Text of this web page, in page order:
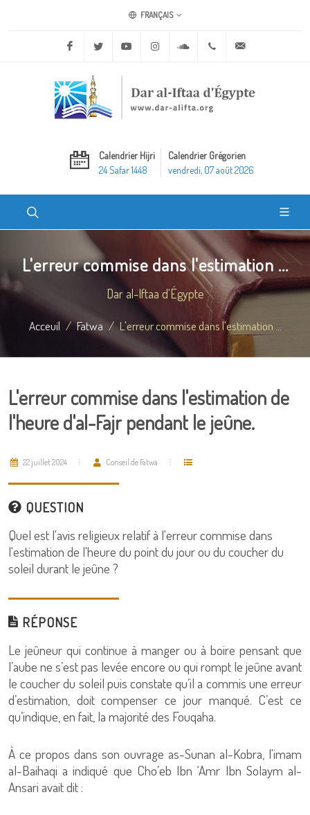
FRANÇAIS
Facebook Twitter Youtube Instagram Soundcloud+20 2 25970400
Calendrier Hijri
24 Safar 1448
Calendrier Grégorien
vendredi, 07 août 2026
L'erreur commise dans l'estimation ...
Dar al-Iftaa d'Égypte
Acceuil Fatwa L'erreur commise dans l'estimation ...
L'erreur commise dans l'estimation de
l'heure d'al-Fajr pendant le jeûne.
22 juillet 2024 Conseil de Fatwa
QUESTION
Quel est l'avis religieux relatif à l'erreur commise dans
l'estimation de l'heure du point du jour ou du coucher du
soleil durant le jeûne ?
RÉPONSE
Le jeûneur qui continue à manger ou à boire pensant que
l’aube ne s’est pas levée encore ou qui rompt le jeûne avant
le coucher du soleil puis constate qu’il a commis une erreur
d’estimation, doit compenser ce jour manqué. C’est ce
qu’indique, en fait, la majorité des Fouqaha.
À ce propos dans son ouvrage as-Sunan al-Kobra, l'imam
al-Baihaqi a indiqué que Cho’eb Ibn ‘Amr Ibn Solaym al-
Ansari avait dit :